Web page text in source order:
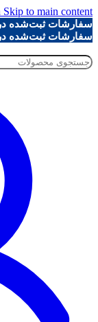
Skip to main content
سفارشات ثبت‌شده
سفارشات ثبت‌شده